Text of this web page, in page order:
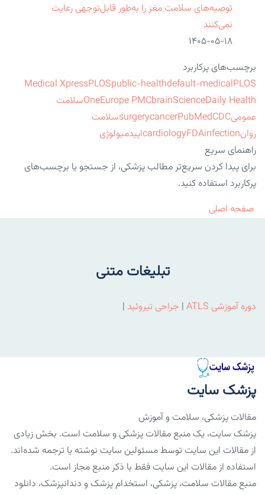
توصیه‌های سلامت مغز را به‌طور قابل‌توجهی رعایت
نمی‌کنند
۱۴۰۵-۰۵-۱۸
برچسب‌های پرکاربرد
Medical XpressPLOSpublic-healthdefault-medicalPLOS
OneEurope PMCbrainScienceDaily Health
سلامت
عمومی
surgerycancerPubMedCDC
سلامت
روان
cardiologyFDAinfection
اپیدمیولوژی
راهنمای سریع
برای پیدا کردن سریع‌تر مطالب پزشکی، از جستجو یا برچسب‌های
پرکاربرد استفاده کنید.
صفحه اصلی
تبلیغات متنی
دوره آموزشی ATLS | جراحی تیروئید |
پزشک سایت
مقالات پزشکی، سلامت و آموزش
پزشک سایت، یک منبع مقالات پزشکی و سلامت است. بخش زیادی
از مقالات این سایت توسط مسئولین سایت نوشته یا ترجمه شده‌اند.
استفاده از مقالات این سایت فقط با ذکر منبع مجاز است.
منبع مقالات سلامت، پزشکی، استخدام پزشک و دندانپزشک، دانلود